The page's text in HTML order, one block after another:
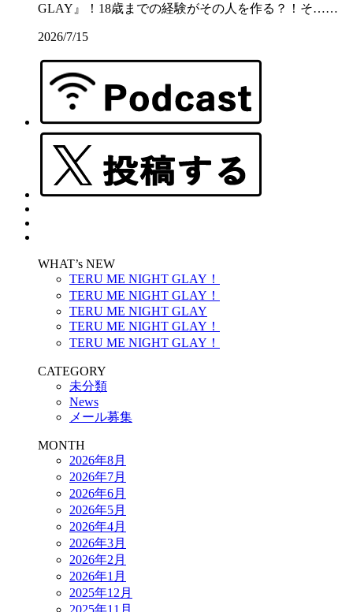
GLAY』！18歳までの経験がその人を作る？！そ……
2026/7/15
WHAT’s NEW
TERU ME NIGHT GLAY！
TERU ME NIGHT GLAY！
TERU ME NIGHT GLAY
TERU ME NIGHT GLAY！
TERU ME NIGHT GLAY！
CATEGORY
未分類
News
メール募集
MONTH
2026年8月
2026年7月
2026年6月
2026年5月
2026年4月
2026年3月
2026年2月
2026年1月
2025年12月